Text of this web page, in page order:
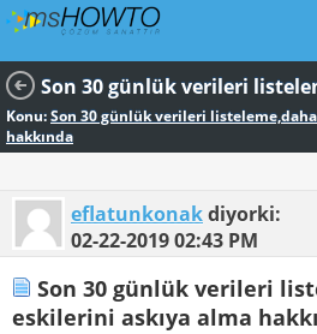
Konu:Son 30 günlük verileri
hakkında
eflatunkonakdiyorki:
02-22-201902:43 PM
Son 30 günlük verileri
eskilerini askıya alma